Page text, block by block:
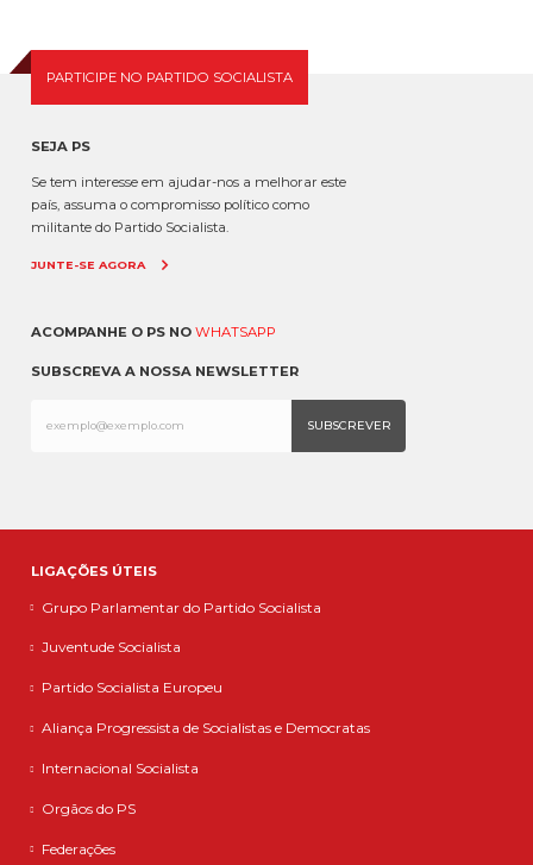
PARTICIPE NO PARTIDO SOCIALISTA
SEJA PS
Se tem interesse em ajudar-nos a melhorar este
país, assuma o compromisso político como
militante do Partido Socialista.
JUNTE-SE AGORA
ACOMPANHE O PS NO WHATSAPP
SUBSCREVA A NOSSA NEWSLETTER
LIGAÇÕES ÚTEIS
Grupo Parlamentar do Partido Socialista
Juventude Socialista
Partido Socialista Europeu
Aliança Progressista de Socialistas e Democratas
Internacional Socialista
Orgãos do PS
Federações